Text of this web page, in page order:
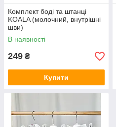
Комплект боді та штанці
KOALA (молочний, внутрішні
шви)
В наявності
249 ₴
Купити